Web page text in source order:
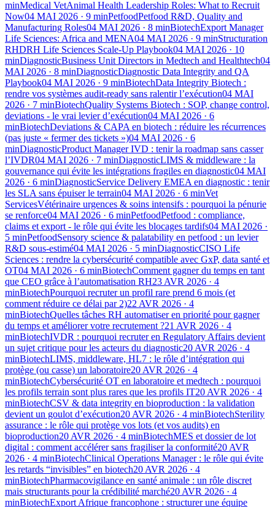
minMedical VetAnimal Health Leadership Roles: What to Recruit
Now04 MAI 2026 · 9 minPetfoodPetfood R&D, Quality and
Manufacturing Roles04 MAI 2026 · 8 minBiotechExport Manager
Life Sciences: Africa and MENA04 MAI 2026 · 9 minStructuration
RHDRH Life Sciences Scale-Up Playbook04 MAI 2026 · 10
minDiagnosticBusiness Unit Directors in Medtech and Healthtech04
MAI 2026 · 8 minDiagnosticDiagnostic Data Integrity and QA
Playbook04 MAI 2026 · 9 minBiotechData Integrity Biotech :
rendre vos systèmes audit-ready sans ralentir l’exécution04 MAI
2026 · 7 minBiotechQuality Systems Biotech : SOP, change control,
deviations - le vrai levier d’exécution04 MAI 2026 · 6
minBiotechDeviations & CAPA en biotech : réduire les récurrences
(pas juste « fermer des tickets »)04 MAI 2026 · 6
minDiagnosticProduct Manager IVD : tenir la roadmap sans casser
l’IVDR04 MAI 2026 · 7 minDiagnosticLIMS & middleware : la
gouvernance qui évite les intégrations fragiles en diagnostic04 MAI
2026 · 6 minDiagnosticService Delivery EMEA en diagnostic : tenir
les SLA sans épuiser le terrain04 MAI 2026 · 6 minVet
ServicesVétérinaire urgences & soins intensifs : pourquoi la pénurie
se renforce04 MAI 2026 · 6 minPetfoodPetfood : compliance,
claims et export - le rôle qui évite les blocages tardifs04 MAI 2026 ·
5 minPetfoodSensory science & palatability en petfood : un levier
R&D sous-estimé04 MAI 2026 · 5 minDiagnosticCISO Life
Sciences : rendre la cybersécurité compatible avec GxP, data santé et
OT04 MAI 2026 · 6 minBiotechComment gagner du temps en tant
que CEO grâce à l’automatisation RH23 AVR 2026 · 4
minBiotechPourquoi recruter un profil rare prend 6 mois (et
comment réduire ce délai par 2)22 AVR 2026 · 4
minBiotechQuelles tâches RH automatiser en priorité pour gagner
du temps et améliorer votre recrutement ?21 AVR 2026 · 4
minBiotechIVDR : pourquoi recruter en Regulatory Affairs devient
un sujet critique pour les acteurs du diagnostic20 AVR 2026 · 4
minBiotechLIMS, middleware, HL7 : le rôle d’intégration qui
protège (ou casse) un laboratoire20 AVR 2026 · 4
minBiotechCybersécurité OT en laboratoire et medtech : pourquoi
les profils terrain sont plus rares que les profils IT20 AVR 2026 · 4
minBiotechCSV & data integrity en bioproduction : la validation
devient un goulot d’exécution20 AVR 2026 · 4 minBiotechSterility
assurance : le rôle qui protège vos lots (et vos audits) en
bioproduction20 AVR 2026 · 4 minBiotechMES et dossier de lot
digital : comment accélérer sans fragiliser la conformité20 AVR
2026 · 4 minBiotechClinical Operations Manager : le rôle qui évite
les retards “invisibles” en biotech20 AVR 2026 · 4
minBiotechPharmacovigilance en santé animale : un rôle discret
mais structurants pour la crédibilité marché20 AVR 2026 · 4
minBiotechExport Afrique francophone : structurer une équipe